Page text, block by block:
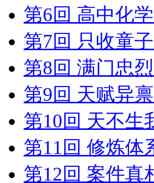
第6回 高中化学
第7回 只收童子
第8回 满门忠烈
第9回 天赋异禀
第10回 天不生
第11回 修炼体
第12回 案件真